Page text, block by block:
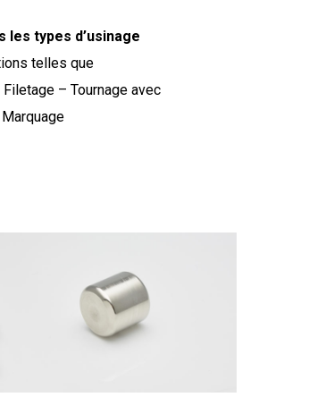
types d’usinage
telles que
– Tournage avec